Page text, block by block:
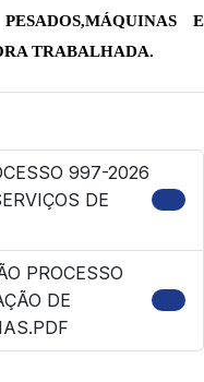
MÁQUINAS E
TRABALHADA.
997-2026
DE
PROCESSO
DE